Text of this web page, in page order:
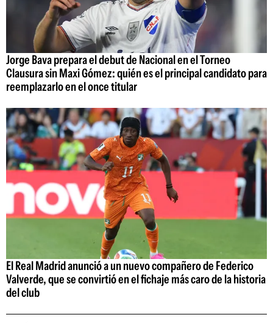
Jorge Bava prepara el debut de Nacional en el Torneo
Clausura sin Maxi Gómez: quién es el principal candidato para
reemplazarlo en el once titular
El Real Madrid anunció a un nuevo compañero de Federico
Valverde, que se convirtió en el fichaje más caro de la historia
del club